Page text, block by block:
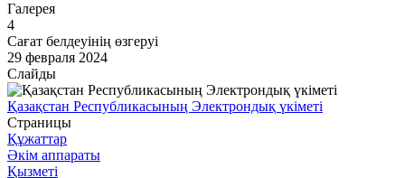
Галерея
4
Сағат белдеуінің өзгеруі
29 февраля 2024
Слайды
Қазақстан Республикасының Электрондық үкіметі
Страницы
Құжаттар
Әкім аппараты
Қызметі